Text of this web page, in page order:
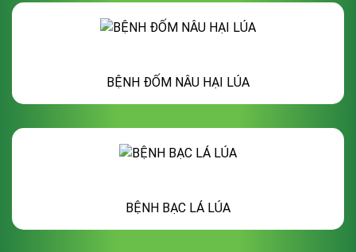
BỆNH ĐỐM NÂU HẠI LÚA
BỆNH BẠC LÁ LÚA